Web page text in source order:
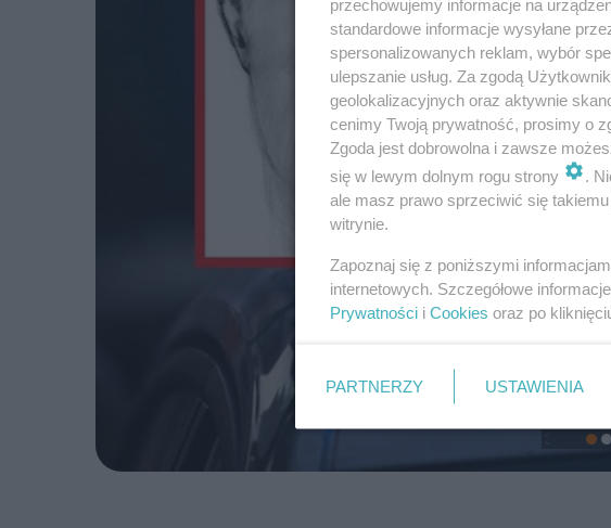
przechowujemy informacje na
standardowe informacje wysyłane
spersonalizowanych reklam, wybór
ulepszanie usług. Za zgodą
geolokalizacyjnych oraz aktywnie
cenimy Twoją prywatność, prosimy o
Zgoda jest dobrowolna i zawsze
się w lewym dolnym rogu strony
.
ale masz prawo sprzeciwić się
witrynie.
Zapoznaj się z poniższymi
internetowych. Szczegółowe
Prywatności i Cookies oraz po
PARTNERZY USTAWIENIA